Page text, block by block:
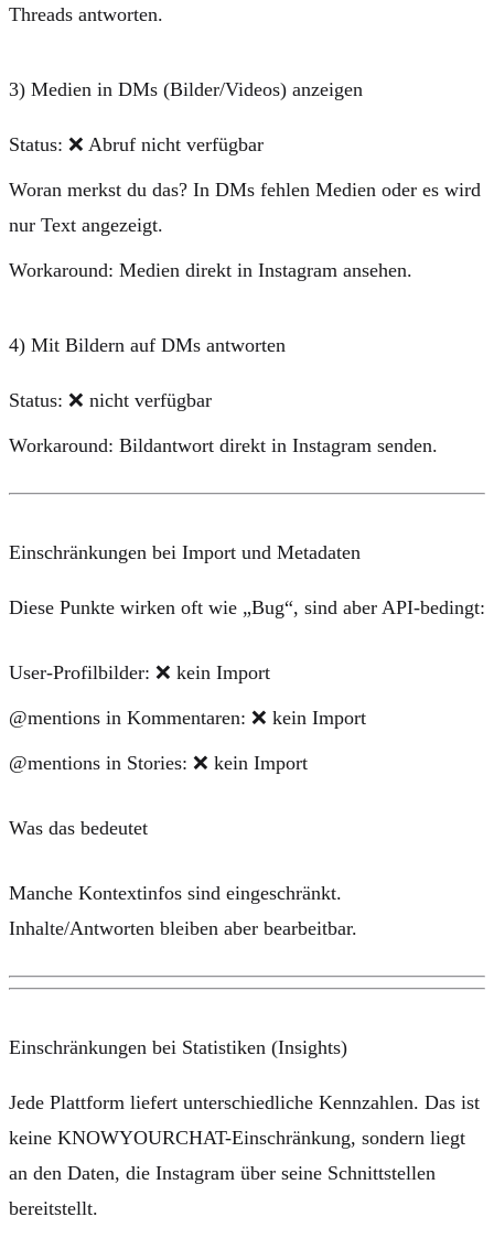
Threads antworten.
3) Medien in DMs (Bilder/Videos) anzeigen
Status: ❌ Abruf nicht verfügbar
Woran merkst du das? In DMs fehlen Medien oder es wird
nur Text angezeigt.
Workaround: Medien direkt in Instagram ansehen.
4) Mit Bildern auf DMs antworten
Status: ❌ nicht verfügbar
Workaround: Bildantwort direkt in Instagram senden.
Einschränkungen bei Import und Metadaten
Diese Punkte wirken oft wie „Bug“, sind aber API-bedingt:
User-Profilbilder: ❌ kein Import
@mentions in Kommentaren: ❌ kein Import
@mentions in Stories: ❌ kein Import
Was das bedeutet
Manche Kontextinfos sind eingeschränkt.
Inhalte/Antworten bleiben aber bearbeitbar.
Einschränkungen bei Statistiken (Insights)
Jede Plattform liefert unterschiedliche Kennzahlen. Das ist
keine KNOWYOURCHAT-Einschränkung, sondern liegt
an den Daten, die Instagram über seine Schnittstellen
bereitstellt.